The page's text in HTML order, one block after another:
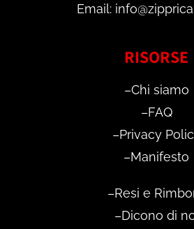
Email:
RISORSE
–Chi siamo
–FAQ
–Privacy
–Manifesto
–Resi e
–Dicono di